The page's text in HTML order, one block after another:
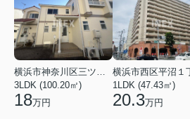
横浜市神奈川区三ツ沢上町
3LDK (100.20㎡)
18万円
横浜市西区平沼１
1LDK (47.43㎡)
20.3万円